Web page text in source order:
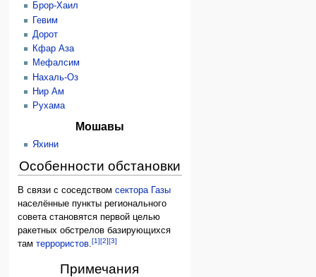
Брор-Хаил
Гевим
Дорот
Кфар Аза
Мефалсим
Нахаль-Оз
Нир Ам
Рухама
Мошавы
Яхини
Особенности обстановки
В связи с соседствомсектора Газы
населённые пункты регионального
совета становятся первой целью
ракетных обстрелов базирующихся
тамтеррористов.[1][2][3]
Примечания